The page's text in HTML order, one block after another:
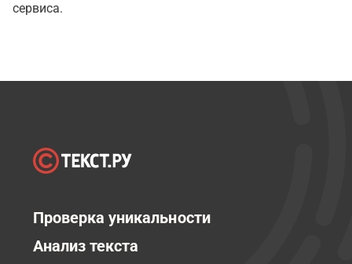
сервиса.
Проверка уникальности
Анализ текста